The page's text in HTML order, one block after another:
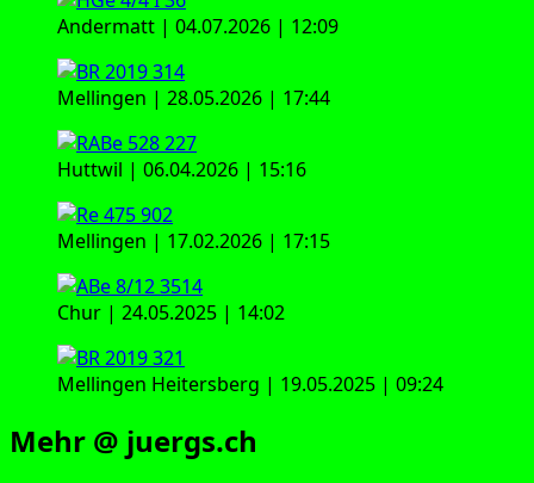
Andermatt | 04.07.2026 | 12:09
Mellingen | 28.05.2026 | 17:44
Huttwil | 06.04.2026 | 15:16
Mellingen | 17.02.2026 | 17:15
Chur | 24.05.2025 | 14:02
Mellingen Heitersberg | 19.05.2025 | 09:24
Mehr @ juergs.ch